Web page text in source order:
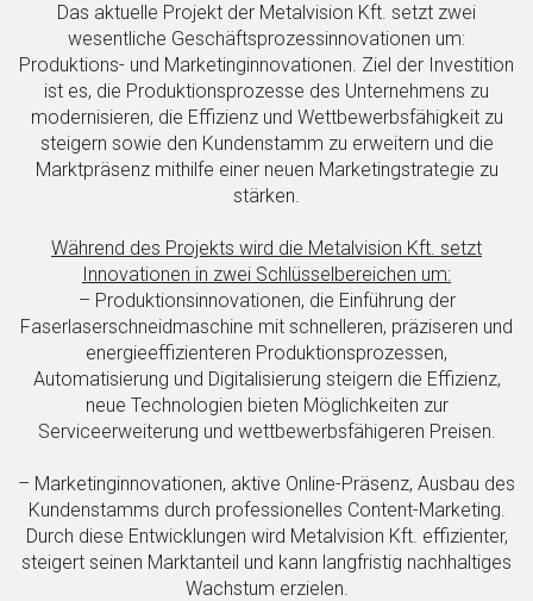
Das aktuelle Projekt der Metalvision Kft. setzt zwei
wesentliche Geschäftsprozessinnovationen um:
Produktions- und Marketinginnovationen. Ziel der Investition
ist es, die Produktionsprozesse des Unternehmens zu
modernisieren, die Effizienz und Wettbewerbsfähigkeit zu
steigern sowie den Kundenstamm zu erweitern und die
Marktpräsenz mithilfe einer neuen Marketingstrategie zu
stärken.
Während des Projekts wird die Metalvision Kft. setzt
Innovationen in zwei Schlüsselbereichen um:
– Produktionsinnovationen, die Einführung der
Faserlaserschneidmaschine mit schnelleren, präziseren und
energieeffizienteren Produktionsprozessen,
Automatisierung und Digitalisierung steigern die Effizienz,
neue Technologien bieten Möglichkeiten zur
Serviceerweiterung und wettbewerbsfähigeren Preisen.
– Marketinginnovationen, aktive Online-Präsenz, Ausbau des
Kundenstamms durch professionelles Content-Marketing.
Durch diese Entwicklungen wird Metalvision Kft. effizienter,
steigert seinen Marktanteil und kann langfristig nachhaltiges
Wachstum erzielen.